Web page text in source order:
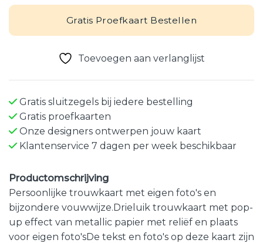
Gratis Proefkaart Bestellen
Toevoegen aan verlanglijst
Gratis sluitzegels bij iedere bestelling
Gratis proefkaarten
Onze designers ontwerpen jouw kaart
Klantenservice 7 dagen per week beschikbaar
Productomschrijving
Persoonlijke trouwkaart met eigen foto's en
bijzondere vouwwijze.Drieluik trouwkaart met pop-
up effect van metallic papier met reliëf en plaats
voor eigen foto'sDe tekst en foto's op deze kaart zijn